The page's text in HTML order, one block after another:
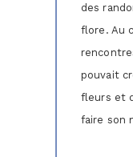
des
flore. Au
pouvait
fleurs et
faire son